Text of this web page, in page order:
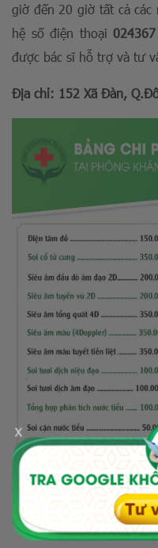
giờ đến 20 giờ tất cả các
hệ số điện thoại
được bác sĩ hỗ trợ và tư
Địa chỉ: 152 Xã Đàn,
x